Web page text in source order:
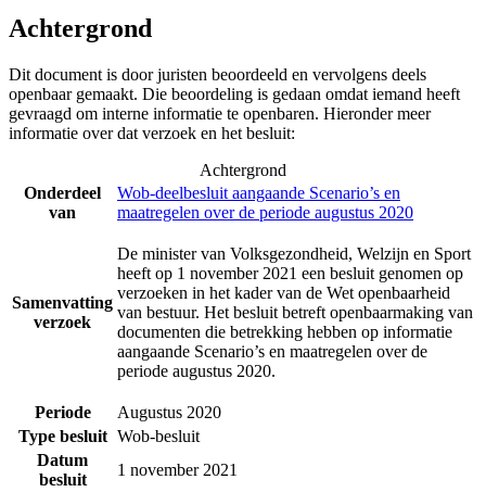
Achtergrond
Dit document is door juristen beoordeeld en vervolgens deels
openbaar gemaakt. Die beoordeling is gedaan omdat iemand heeft
gevraagd om interne informatie te openbaren. Hieronder meer
informatie over dat verzoek en het besluit:
Achtergrond
Onderdeel
van
Wob-deelbesluit aangaande Scenario’s en
maatregelen over de periode augustus 2020
Samenvatting
verzoek
De minister van Volksgezondheid, Welzijn en Sport
heeft op 1 november 2021 een besluit genomen op
verzoeken in het kader van de Wet openbaarheid
van bestuur. Het besluit betreft openbaarmaking van
documenten die betrekking hebben op informatie
aangaande Scenario’s en maatregelen over de
periode augustus 2020.
Periode
Augustus 2020
Type besluit Wob-besluit
Datum
besluit
1 november 2021